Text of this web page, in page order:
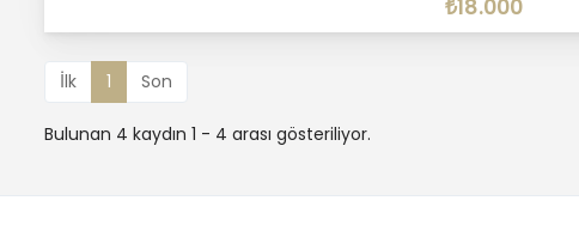
₺18.000
İlk 1 Son
Bulunan 4 kaydın 1 - 4 arası gösteriliyor.